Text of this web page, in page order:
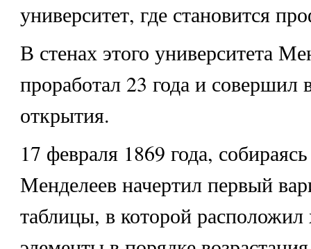
университет, где становится
В стенах этого университета
проработал 23 года и совершил
открытия.
17 февраля 1869 года,
Менделеев начертил первый
таблицы, в которой